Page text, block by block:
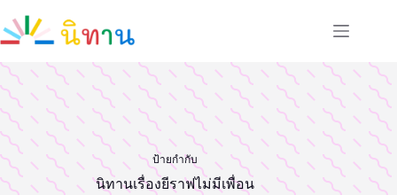
content
ป้ายกำกับ
นิทานเรื่องยีราฟไม่มีเพื่อน